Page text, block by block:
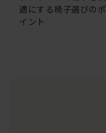
適にする椅子選びのポ
イント